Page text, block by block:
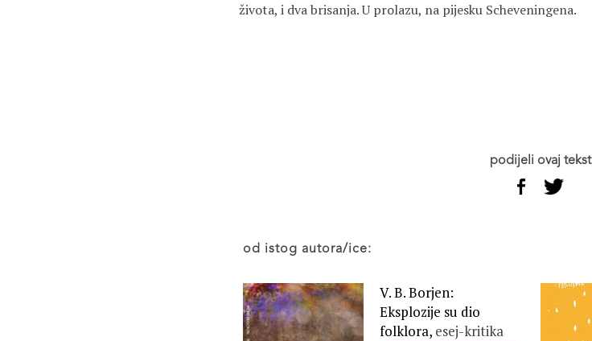
života, i dva brisanja. U prolazu, na pijesku Scheveningena.
podijeli ovaj tekst
od istog autora/ice:
V. B. Borjen:
Eksplozije su dio
folklora, esej-kritika